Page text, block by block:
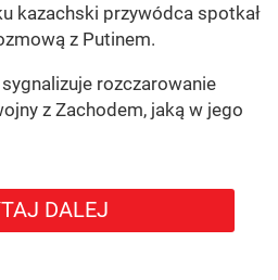
kazachski przywódca spotkał
z Putinem.
rozczarowanie
z Zachodem, jaką w jego
DALEJ